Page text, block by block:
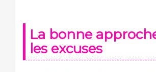
La bonne
les excuses